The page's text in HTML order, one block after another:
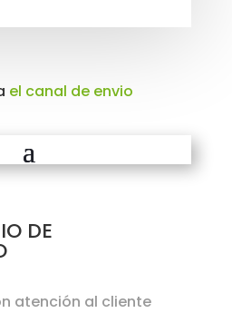
el canal de envio
DE
atención al cliente